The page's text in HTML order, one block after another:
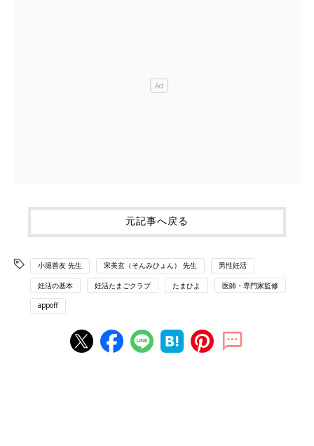
元記事へ戻る
小堀善友 先生 宋美玄（そんみひょん） 先生 男性妊活
妊活の基本 妊活たまごクラブ たまひよ 医師・専門家監修
appoff